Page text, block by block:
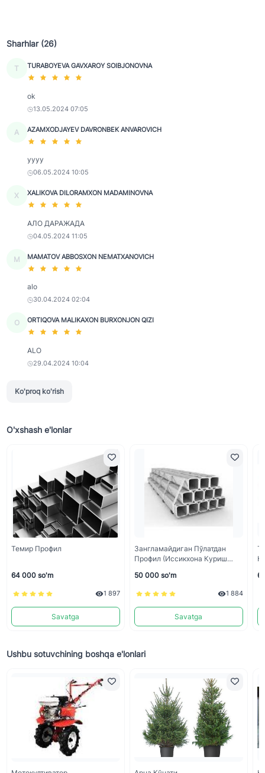
Sharhlar (26)
T TURABOYEVA GAVXAROY SOIBJONOVNA
ok
13.05.2024 07:05
A AZAMXODJAYEV DAVRONBEK ANVAROVICH
yyyy
06.05.2024 10:05
X XALIKOVA DILORAMXON MADAMINOVNA
АЛО ДАРАЖАДА
04.05.2024 11:05
M MAMATOV ABBOSXON NEMATXANOVICH
alo
30.04.2024 02:04
O ORTIQOVA MALIKAXON BURXONJON QIZI
ALO
29.04.2024 10:04
Ko'proq ko'rish
O'xshash e'lonlar
Темир Профил
64 000 so'm
1 897
Savatga
Зангламайдиган Пўлатдан
Профил (Иссикхона Куриш
50 000 so'm
1 884
Savatga
Ushbu sotuvchining boshqa e'lonlari